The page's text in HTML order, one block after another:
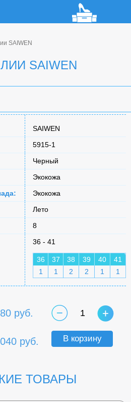
SAIWEN
SAIWEN
SAIWEN
5915-1
Черный
Экокожа
Экокожа
Лето
8
36 - 41
36 37 38 39 40
41
1
1 2 2 1 1
руб.
руб.
1
В корзину
ТОВАРЫ